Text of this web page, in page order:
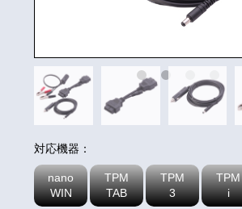
対応機器：
nano
WIN
TPM
TAB
TPM
3
TPM
i